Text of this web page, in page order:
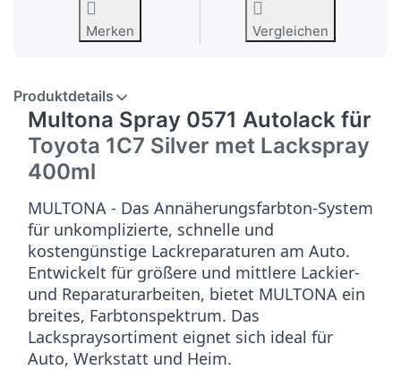
Merken Vergleichen
Produktdetails
Multona Spray 0571 Autolack für
Toyota 1C7 Silver met Lackspray
400ml
MULTONA - Das Annäherungsfarbton-System
für unkomplizierte, schnelle und
kostengünstige Lackreparaturen am Auto.
Entwickelt für größere und mittlere Lackier-
und Reparaturarbeiten, bietet MULTONA ein
breites, Farbtonspektrum. Das
Lackspraysortiment eignet sich ideal für
Auto, Werkstatt und Heim.